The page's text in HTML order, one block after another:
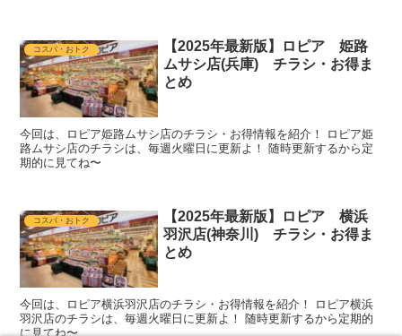
コスパ・おトク
【2025年最新版】ロピア 姫路
ムサシ店(兵庫) チラシ・お得ま
とめ
今回は、ロピア姫路ムサシ店のチラシ・お得情報を紹介！ ロピア姫
路ムサシ店のチラシは、毎週火曜日に更新よ！ 随時更新するから定
期的に見てね〜
コスパ・おトク
【2025年最新版】ロピア 横浜
羽沢店(神奈川) チラシ・お得ま
とめ
今回は、ロピア横浜羽沢店のチラシ・お得情報を紹介！ ロピア横浜
羽沢店のチラシは、毎週火曜日に更新よ！ 随時更新するから定期的
に見てね〜